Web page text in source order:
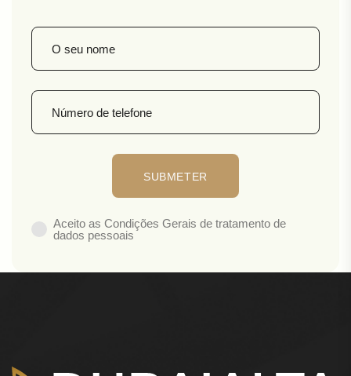
Aceito as Condições Gerais de tratamento de
dados pessoais